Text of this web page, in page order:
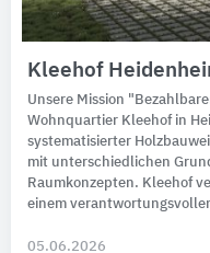
Kleehof
Unsere Mission
Wohnquartier Kleehof in
systematisierter
mit unterschiedlichen
Raumkonzepten. Kleehof
einem
05.06.2026